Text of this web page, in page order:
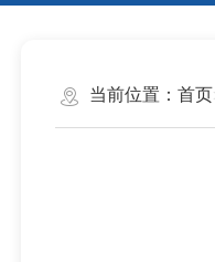
当前位置： 首页